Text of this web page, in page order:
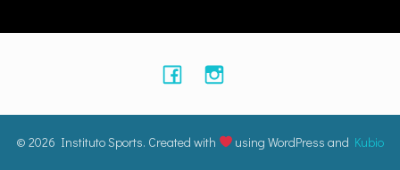
© 2026 Instituto Sports. Created with using WordPress and Kubio